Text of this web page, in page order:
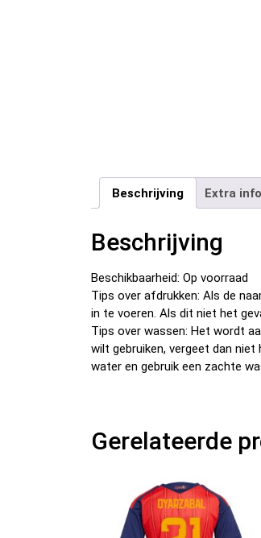
Beschrijving Extra
Beschrijving
Beschikbaarheid: Op voorraad
Tips over afdrukken: Als de
in te voeren. Als dit niet het
Tips over wassen: Het wordt
wilt gebruiken, vergeet dan
water en gebruik een zachte
Gerelateerde